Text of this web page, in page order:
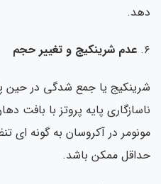
عدم شرینکیج و تغییر حجم
یا جمع شدگی در حین
پایه پروتز با بافت
در آکروسان به گونه ای
ممکن باشد.